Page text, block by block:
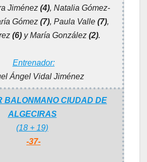
Jiménez (4), Natalia Gómez-
Gómez (7), Paula Valle (7),
(6) y María González (2).
Entrenador:
Ángel Vidal Jiménez
BALONMANO CIUDAD DE
ALGECIRAS
(18 + 19)
-37-